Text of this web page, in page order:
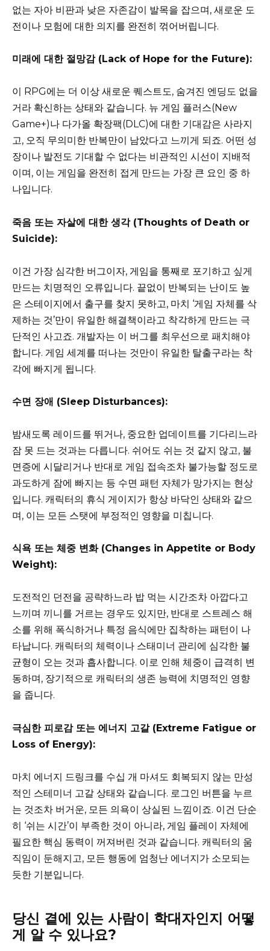
없는 자아 비판과 낮은 자존감이 발목을 잡으며, 새로운 도
전이나 모험에 대한 의지를 완전히 꺾어버립니다.
미래에 대한 절망감 (Lack of Hope for the Future):
이 RPG에는 더 이상 새로운 퀘스트도, 숨겨진 엔딩도 없을
거라 확신하는 상태와 같습니다. 뉴 게임 플러스(New
Game+)나 다가올 확장팩(DLC)에 대한 기대감은 사라지
고, 오직 무의미한 반복만이 남았다고 느끼게 되죠. 어떤 성
장이나 발전도 기대할 수 없다는 비관적인 시선이 지배적
이며, 이는 게임을 완전히 접게 만드는 가장 큰 요인 중 하
나입니다.
죽음 또는 자살에 대한 생각 (Thoughts of Death or
Suicide):
이건 가장 심각한 버그이자, 게임을 통째로 포기하고 싶게
만드는 치명적인 오류입니다. 끝없이 반복되는 난이도 높
은 스테이지에서 출구를 찾지 못하고, 마치 ‘게임 자체를 삭
제하는 것’만이 유일한 해결책이라고 착각하게 만드는 극
단적인 사고죠. 개발자는 이 버그를 최우선으로 패치해야
합니다. 게임 세계를 떠나는 것만이 유일한 탈출구라는 착
각에 빠지게 됩니다.
수면 장애 (Sleep Disturbances):
밤새도록 레이드를 뛰거나, 중요한 업데이트를 기다리느라
잠 못 드는 것과는 다릅니다. 쉬어도 쉬는 것 같지 않고, 불
면증에 시달리거나 반대로 게임 접속조차 불가능할 정도로
과도하게 잠에 빠지는 등 수면 패턴 자체가 망가지는 현상
입니다. 캐릭터의 휴식 게이지가 항상 바닥인 상태와 같으
며, 이는 모든 스탯에 부정적인 영향을 미칩니다.
식욕 또는 체중 변화 (Changes in Appetite or Body
Weight):
도전적인 던전을 공략하느라 밥 먹는 시간조차 아깝다고
느끼며 끼니를 거르는 경우도 있지만, 반대로 스트레스 해
소를 위해 폭식하거나 특정 음식에만 집착하는 패턴이 나
타납니다. 캐릭터의 체력이나 스태미너 관리에 심각한 불
균형이 오는 것과 흡사합니다. 이로 인해 체중이 급격히 변
동하며, 장기적으로 캐릭터의 생존 능력에 치명적인 영향
을 줍니다.
극심한 피로감 또는 에너지 고갈 (Extreme Fatigue or
Loss of Energy):
마치 에너지 드링크를 수십 개 마셔도 회복되지 않는 만성
적인 스테미너 고갈 상태와 같습니다. 로그인 버튼을 누르
는 것조차 버거운, 모든 의욕이 상실된 느낌이죠. 이건 단순
히 ‘쉬는 시간’이 부족한 것이 아니라, 게임 플레이 자체에
필요한 핵심 동력이 꺼져버린 것과 같습니다. 캐릭터의 움
직임이 둔해지고, 모든 행동에 엄청난 에너지가 소모되는
듯한 기분입니다.
당신 곁에 있는 사람이 학대자인지 어떻
게 알 수 있나요?